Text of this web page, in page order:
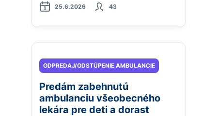
25.6.2026 43
ODPREDAJ/ODSTÚPENIE AMBULANCIE
Predám zabehnutú
ambulanciu všeobecného
lekára pre deti a dorast